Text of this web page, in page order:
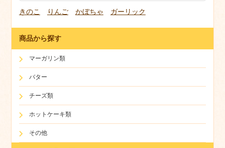
きのこ りんご かぼちゃ ガーリック
商品から探す
マーガリン類
バター
チーズ類
ホットケーキ類
その他